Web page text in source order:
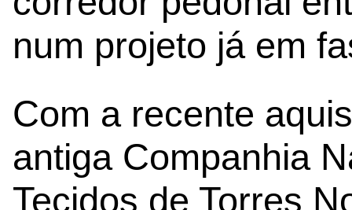
num projeto já em
Com a recente
antiga Companhia
Tecidos de Torres